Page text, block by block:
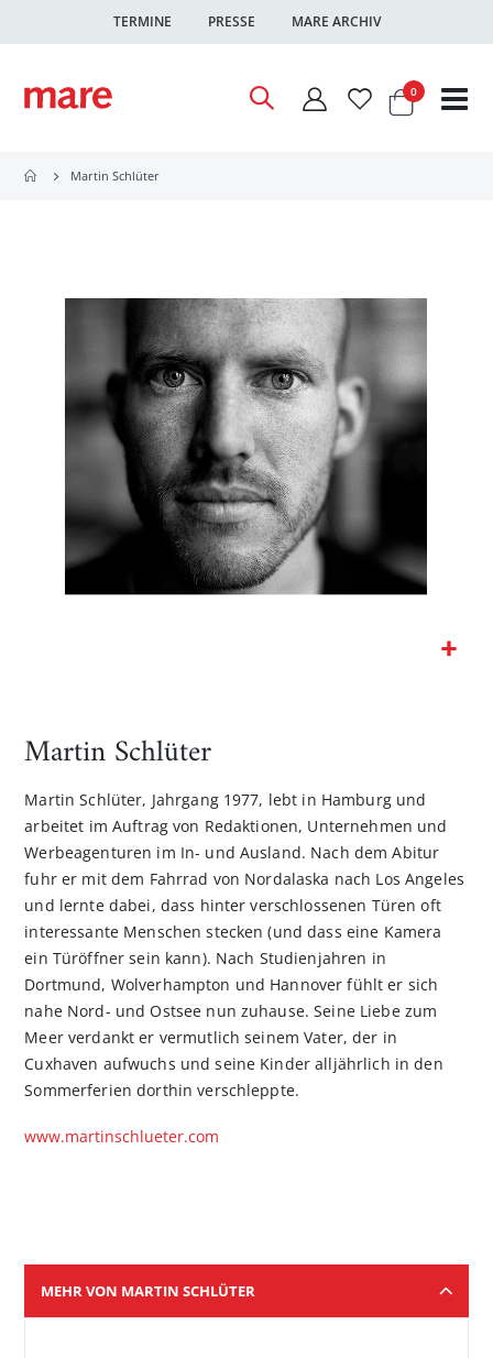
TERMINE PRESSE MARE ARCHIV
Warenkorb
0Artikel
Martin Schlüter
Bildgalerie
Martin Schlüter
Martin Schlüter, Jahrgang 1977, lebt in Hamburg und
arbeitet im Auftrag von Redaktionen, Unternehmen und
Werbeagenturen im In- und Ausland. Nach dem Abitur
fuhr er mit dem Fahrrad von Nordalaska nach Los Angeles
und lernte dabei, dass hinter verschlossenen Türen oft
interessante Menschen stecken (und dass eine Kamera
ein Türöffner sein kann). Nach Studienjahren in
Dortmund, Wolverhampton und Hannover fühlt er sich
nahe Nord- und Ostsee nun zuhause. Seine Liebe zum
Meer verdankt er vermutlich seinem Vater, der in
Cuxhaven aufwuchs und seine Kinder alljährlich in den
Sommerferien dorthin verschleppte.
www.martinschlueter.com
MEHR VON MARTIN SCHLÜTER